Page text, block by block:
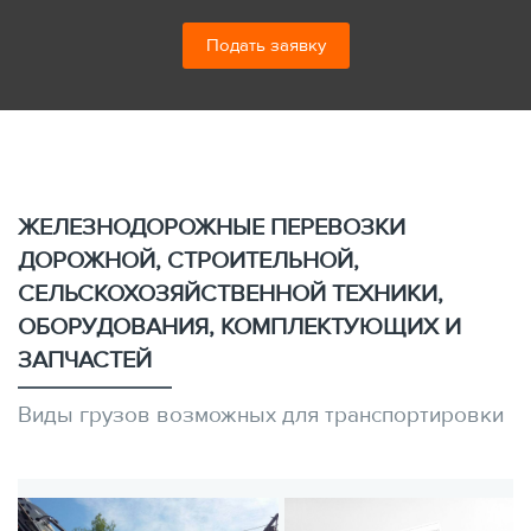
Подать заявку
ЖЕЛЕЗНОДОРОЖНЫЕ ПЕРЕВОЗКИ
ДОРОЖНОЙ, СТРОИТЕЛЬНОЙ,
СЕЛЬСКОХОЗЯЙСТВЕННОЙ ТЕХНИКИ,
ОБОРУДОВАНИЯ, КОМПЛЕКТУЮЩИХ И
ЗАПЧАСТЕЙ
Виды грузов возможных для транспортировки